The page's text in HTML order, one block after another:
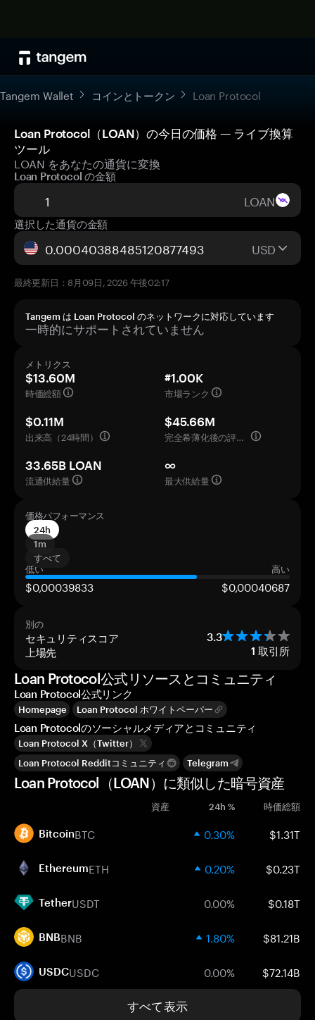
Tangem Wallet コインとトークン Loan Protocol
Loan Protocol（LOAN）の今日の価格 — ライブ換算
ツール
LOAN をあなたの通貨に変換
Loan Protocol の金額
LOAN
選択した通貨の金額
USD
最終更新日：8月09日, 2026 午後02:17
Tangem は Loan Protocol のネットワークに対応しています
一時的にサポートされていません
メトリクス
$13.60M
時価総額
#1.00K
市場ランク
$0.11M
出来高（24時間）
$45.66M
完全希薄化後の評価額
33.65B LOAN
流通供給量
∞
最大供給量
価格パフォーマンス
24h
1m
すべて
低い
高い
$0,00039833 $0,00040687
別の
セキュリティスコア 3.3
上場先 1 取引所
Loan Protocol公式リソースとコミュニティ
Loan Protocol公式リンク
Homepage Loan Protocol ホワイトペーパー
Loan Protocolのソーシャルメディアとコミュニティ
Loan Protocol X（Twitter）
Loan Protocol Redditコミュニティ
Telegram
Loan Protocol（LOAN）に類似した暗号資産
資産 24h % 時価総額
BitcoinBTC 0.30% $1.31T
EthereumETH 0.20% $0.23T
TetherUSDT 0.00% $0.18T
BNBBNB 1.80% $81.21B
USDCUSDC 0.00% $72.14B
すべて表示